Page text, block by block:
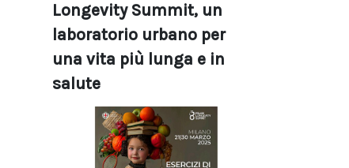
Longevity Summit, un
laboratorio urbano per
una vita più lunga e in
salute